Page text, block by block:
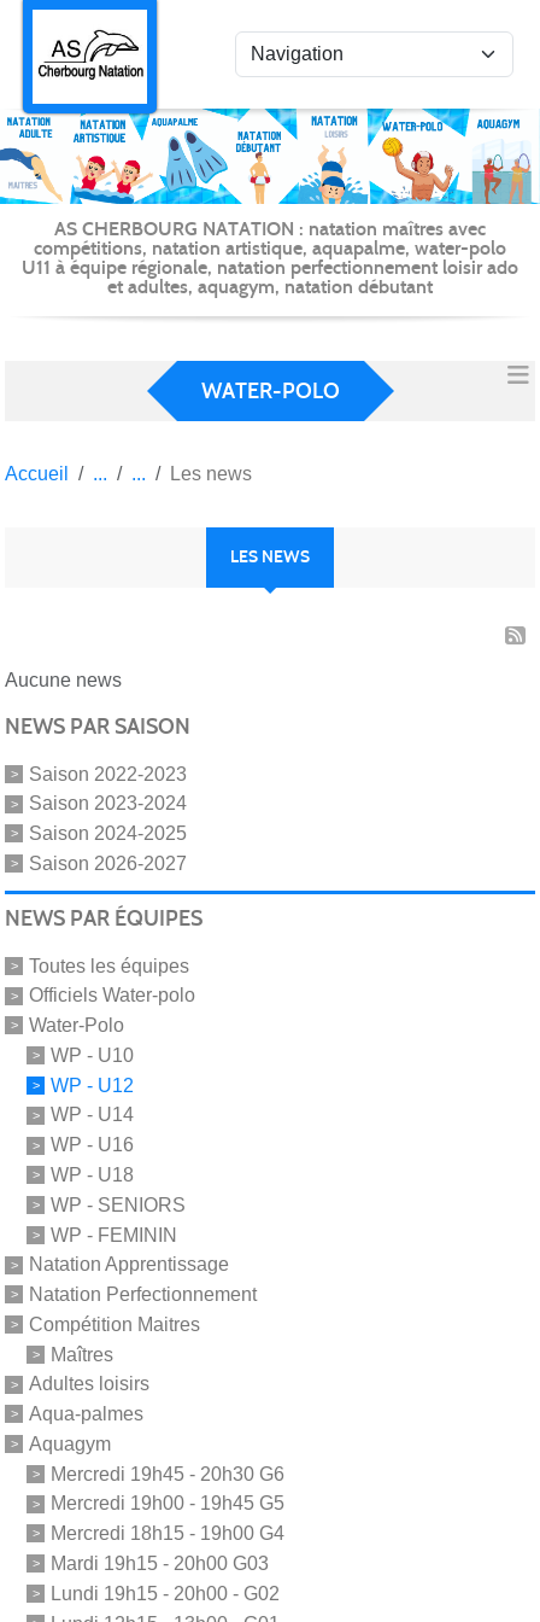
AS CHERBOURG NATATION : natation maîtres avec
compétitions, natation artistique, aquapalme, water-polo
U11 à équipe régionale, natation perfectionnement loisir ado
et adultes, aquagym, natation débutant
WATER-POLO
Accueil Les news
LES NEWS
Aucune news
NEWS PAR SAISON
Saison 2022-2023
Saison 2023-2024
Saison 2024-2025
Saison 2026-2027
NEWS PAR ÉQUIPES
Toutes les équipes
Officiels Water-polo
Water-Polo
WP - U10
WP - U12
WP - U14
WP - U16
WP - U18
WP - SENIORS
WP - FEMININ
Natation Apprentissage
Natation Perfectionnement
Compétition Maitres
Maîtres
Adultes loisirs
Aqua-palmes
Aquagym
Mercredi 19h45 - 20h30 G6
Mercredi 19h00 - 19h45 G5
Mercredi 18h15 - 19h00 G4
Mardi 19h15 - 20h00 G03
Lundi 19h15 - 20h00 - G02
Panneau de gestion des cookies